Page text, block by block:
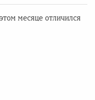
месяце отличился